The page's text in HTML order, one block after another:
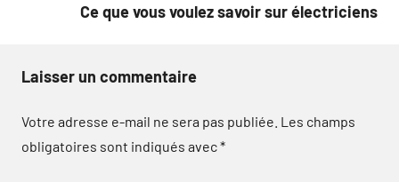
Ce que vous voulez savoir sur électriciens
Laisser un commentaire
Votre adresse e-mail ne sera pas publiée. Les champs
obligatoires sont indiqués avec*